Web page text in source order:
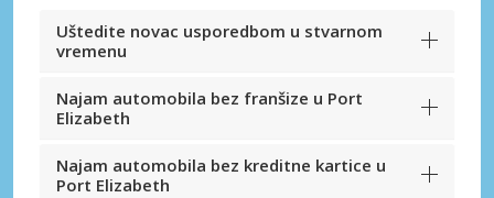
Uštedite novac usporedbom u stvarnom
vremenu
Najam automobila bez franšize u Port
Elizabeth
Najam automobila bez kreditne kartice u
Port Elizabeth